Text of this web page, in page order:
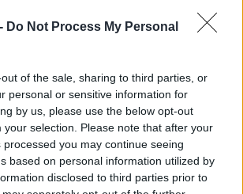
Do Not Process My Personal
of the sale, sharing to third parties, or
personal or sensitive information for
by us, please use the below opt-out
your selection. Please note that after your
you may continue seeing
based on personal information utilized by
disclosed to third parties prior to
se melhor ao uso urbano.
de 305 mm, contam com
o tipo de utilização a que se
pesa 115 kg, enquanto a Street
A garantia também varia: um ano
anos para a Street.
S4 Honcho está a cargo da KYMCO,